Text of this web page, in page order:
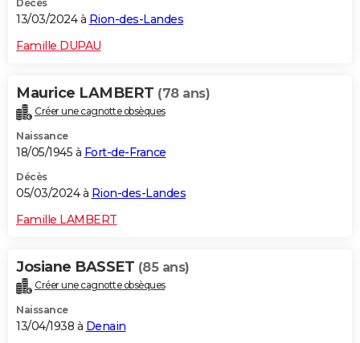
Décès
13/03/2024 à Rion-des-Landes
Famille DUPAU
Maurice LAMBERT (78 ans)
Créer une cagnotte obsèques
Naissance
18/05/1945 à Fort-de-France
Décès
05/03/2024 à Rion-des-Landes
Famille LAMBERT
Josiane BASSET (85 ans)
Créer une cagnotte obsèques
Naissance
13/04/1938 à Denain